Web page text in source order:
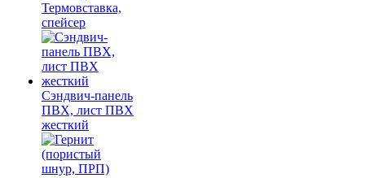
Термовставка,
спейсер
Сэндвич-панель
ПВХ, лист ПВХ
жесткий